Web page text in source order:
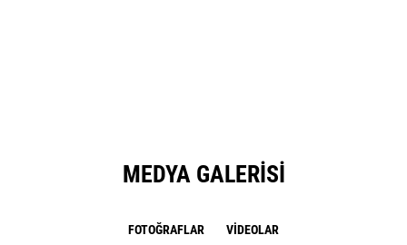
MEDYA GALERISI
FOTOĞRAFLAR VIDEOLAR